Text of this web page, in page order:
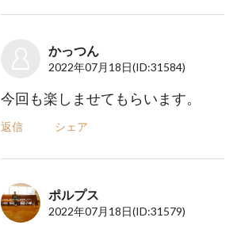
かっつん
2022年07月18日(ID:31584)
今回も楽しませてもらいます。
返信 シェア
ポルプス
2022年07月18日(ID:31579)